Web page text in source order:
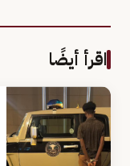
اقرأ أيضًا